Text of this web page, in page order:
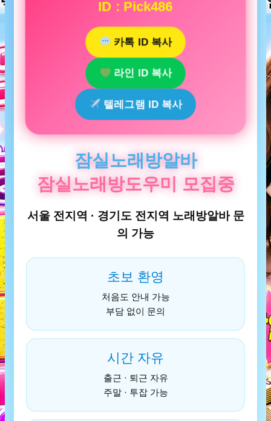
ID : Pick486
카톡 ID 복사
라인 ID 복사
텔레그램 ID 복사
잠실노래방알바
잠실노래방도우미 모집중
서울 전지역 · 경기도 전지역 노래방알바 문
의 가능
초보 환영
처음도 안내 가능
부담 없이 문의
시간 자유
출근 · 퇴근 자유
주말 · 투잡 가능